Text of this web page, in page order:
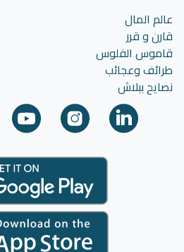
عالم المال
قارن و قرر
قاموس الفلوس
طرائف وعجائب
نصايح ببلاش